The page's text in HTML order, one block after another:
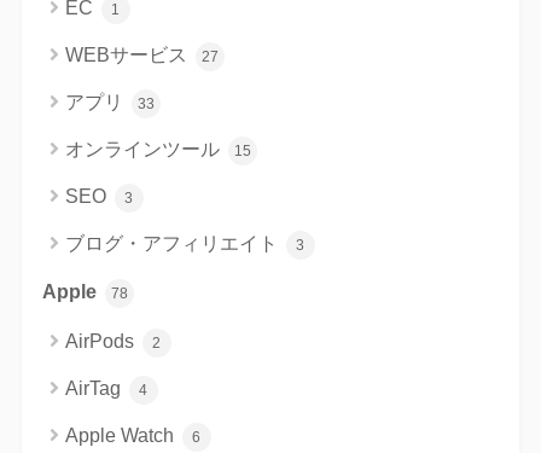
EC 1
WEBサービス 27
アプリ 33
オンラインツール 15
SEO 3
ブログ・アフィリエイト 3
Apple 78
AirPods 2
AirTag 4
Apple Watch 6